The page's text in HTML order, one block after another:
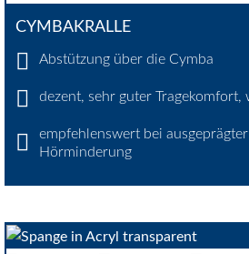
CYMBAKRALLE
Abstützung über die Cymba
dezent, sehr guter Tragekomfort,
empfehlenswert bei
Hörminderung